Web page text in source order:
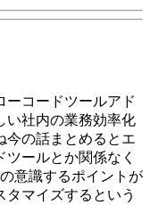
ーコードツールアド
い社内の業務効率化
今の話まとめるとエ
ールとか関係なく
意識するポイントが
マイズするという